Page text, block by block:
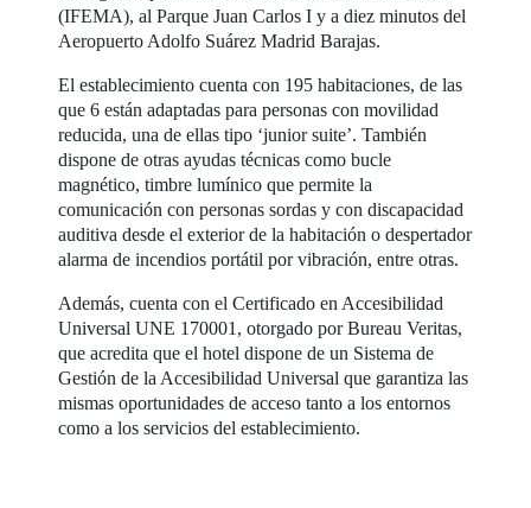
(IFEMA), al Parque Juan Carlos I y a diez minutos del
Aeropuerto Adolfo Suárez Madrid Barajas.
El establecimiento cuenta con 195 habitaciones, de las
que 6 están adaptadas para personas con movilidad
reducida, una de ellas tipo ‘junior suite’. También
dispone de otras ayudas técnicas como bucle
magnético, timbre lumínico que permite la
comunicación con personas sordas y con discapacidad
auditiva desde el exterior de la habitación o despertador
alarma de incendios portátil por vibración, entre otras.
Además, cuenta con el Certificado en Accesibilidad
Universal UNE 170001, otorgado por Bureau Veritas,
que acredita que el hotel dispone de un Sistema de
Gestión de la Accesibilidad Universal que garantiza las
mismas oportunidades de acceso tanto a los entornos
como a los servicios del establecimiento.